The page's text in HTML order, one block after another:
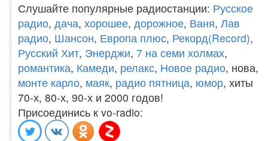
Слушайте популярные радиостанции: Русское
радио, дача, хорошее, дорожное, Ваня, Лав
радио, Шансон, Европа плюс, Рекорд(Record),
Русский Хит, Энерджи, 7 на семи холмах,
романтика, Камеди, релакс, Новое радио, нова,
монте карло, маяк, радио пятница, юмор, хиты
70-х, 80-х, 90-х и 2000 годов!
Присоединись к vo-radio: